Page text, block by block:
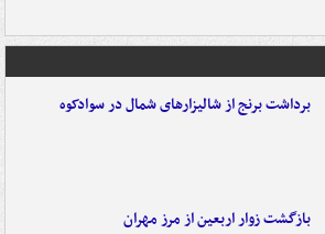
برداشت برنج از شالیزارهای شمال در سوادکوه
بازگشت زوار اربعین از مرز مهران